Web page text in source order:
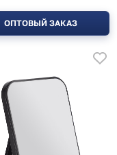
ОПТОВЫЙ ЗАКАЗ